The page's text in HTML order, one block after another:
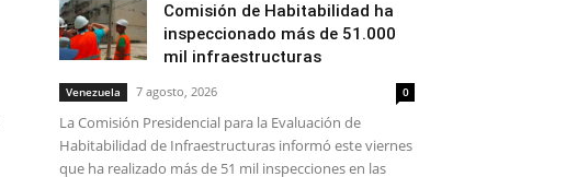
Comisión de Habitabilidad ha
inspeccionado más de 51.000
mil infraestructuras
Venezuela 7 agosto, 2026 0
La Comisión Presidencial para la Evaluación de
Habitabilidad de Infraestructuras informó este viernes
que ha realizado más de 51 mil inspecciones en las